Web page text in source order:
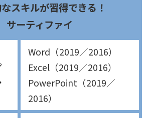
スキルが習得できる！
サーティファイ
Word（2019／2016）
Excel（2019／2016）
PowerPoint（2019／
2016）